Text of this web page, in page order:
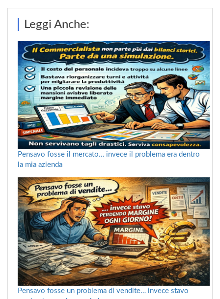
Leggi Anche:
Pensavo fosse il mercato… invece il problema era dentro
la mia azienda
Pensavo fosse un problema di vendite… invece stavo